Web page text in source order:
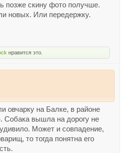
позже скину фото получше.
новых. Или передержку.
нравится это.
овчарку на Балке, в районе
Собака вышла на дорогу не
Может и совпадение,
то тогда понятна его